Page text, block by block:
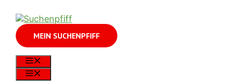
Inhalt
springen
MEIN SUCHENPFIFF